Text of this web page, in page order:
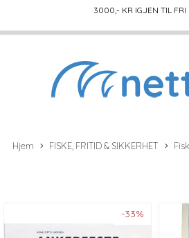
3000,- KR IGJEN TIL FRI
Hjem FISKE, FRITID & SIKKERHET
-33%